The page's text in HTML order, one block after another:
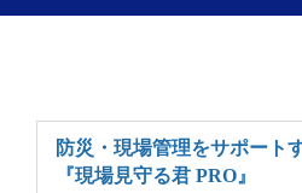
防災・現場管理をサポート
『現場見守る君 PRO』